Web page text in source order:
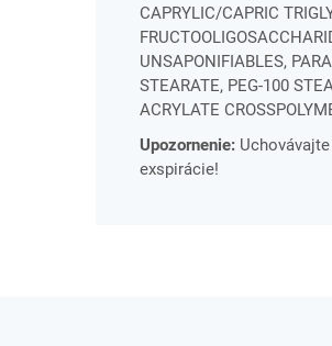
CAPRYLIC/CAPRIC
UNSAPONIFIABLES,
STEARATE, PEG-100
ACRYLATE
Upozornenie:
exspirácie!